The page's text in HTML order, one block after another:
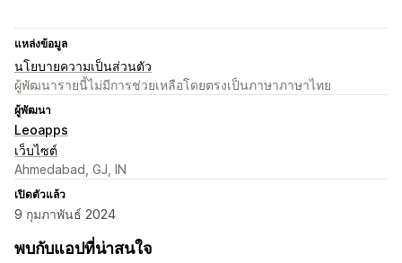
แหล่งข้อมูล
นโยบายความเป็นส่วนตัว
ผู้พัฒนารายนี้ไม่มีการช่วยเหลือโดยตรงเป็นภาษาภาษาไทย
ผู้พัฒนา
Leoapps
เว็บไซต์
Ahmedabad, GJ, IN
เปิดตัวแล้ว
9 กุมภาพันธ์ 2024
พบกับแอปที่น่าสนใจ